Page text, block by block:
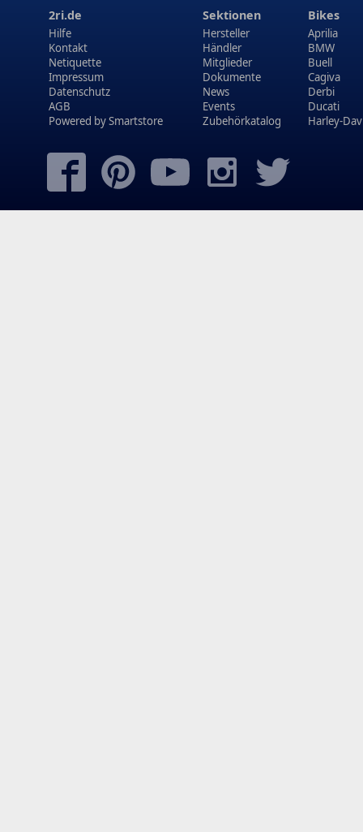
2ri.de
Hilfe
Kontakt
Netiquette
Impressum
Datenschutz
AGB
Powered bySmartstore
Sektionen
Hersteller
Händler
Mitglieder
Dokumente
News
Events
Zubehörkatalog
Bikes
Aprilia
BMW
Buell
Cagiva
Derbi
Ducati
Harley-